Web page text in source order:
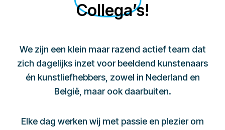
Collega’s!
We zijn een klein maar razend actief team dat
zich dagelijks inzet voor beeldend kunstenaars
én kunstliefhebbers, zowel in Nederland en
België, maar ook daarbuiten.
Elke dag werken wij met passie en plezier om